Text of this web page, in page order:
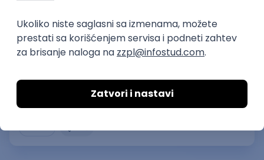
Beograd
Univerzitet u Nišu